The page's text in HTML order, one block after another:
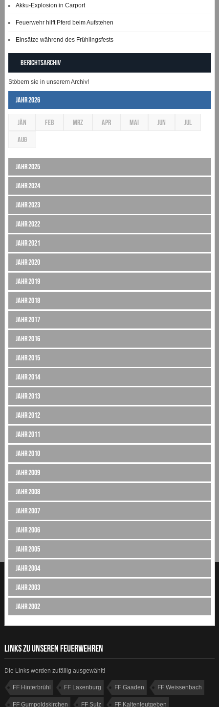
Akku-Explosion in Carport
Feuerwehr hilft Pferd beim Aufstehen
Einsätze während des Frühlingsfests
Berichtsarchiv
Stöbern sie in unserem Archiv!
Jahr 2026
JÄN FEB MRZ APR MAI JUN JUL
AUG
Jahr 2025
Jahr 2024
Jahr 2023
Jahr 2022
Jahr 2021
Jahr 2020
Jahr 2019
Jahr 2018
Jahr 2017
Jahr 2016
Jahr 2015
Jahr 2014
Jahr 2013
Jahr 2012
Jahr 2011
Jahr 2010
Jahr 2009
Jahr 2008
Jahr 2007
Jahr 2006
Jahr 2005
Jahr 2004
Jahr 2003
Jahr 2002
LINKS ZU UNSEREN FEUERWEHREN
Die Links werden zufällig ausgewählt!
FF Hinterbrühl FF Laxenburg FF Gaaden FF Weissenbach
FF Gumpoldskirchen FF Sulz FF Kaltenleutgeben